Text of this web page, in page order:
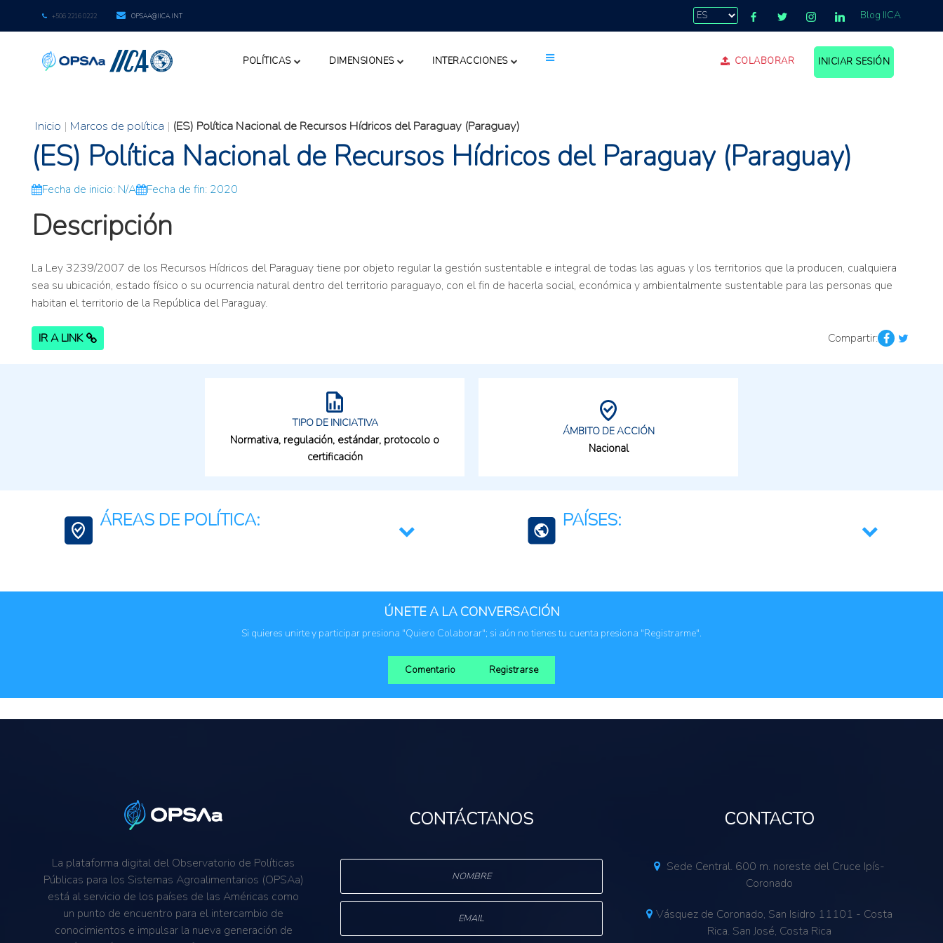
+506 2216 0222 OPSAA@IICA.INT Blog IICA
POLÍTICAS DIMENSIONES INTERACCIONES COLABORAR INICIAR SESIÓN
Inicio | Marcos de política | (ES) Política Nacional de Recursos Hídricos del Paraguay (Paraguay)
(ES) Política Nacional de Recursos Hídricos del Paraguay (Paraguay)
Fecha de inicio: N/A Fecha de fin: 2020
Descripción
La Ley 3239/2007 de los Recursos Hídricos del Paraguay tiene por objeto regular la gestión sustentable e integral de todas las aguas y los territorios que la producen, cualquiera
sea su ubicación, estado físico o su ocurrencia natural dentro del territorio paraguayo, con el fin de hacerla social, económica y ambientalmente sustentable para las personas que
habitan el territorio de la República del Paraguay.
IR A LINK Compartir:
TIPO DE INICIATIVA
Normativa, regulación, estándar, protocolo o
certificación
ÁMBITO DE ACCIÓN
Nacional
ÁREAS DE POLÍTICA: PAÍSES:
ÚNETE A LA CONVERSACIÓN
Si quieres unirte y participar presiona "Quiero Colaborar"; si aún no tienes tu cuenta presiona "Registrarme".
Comentario Registrarse
La plataforma digital del Observatorio de Políticas
Públicas para los Sistemas Agroalimentarios (OPSAa)
está al servicio de los países de las Américas como
un punto de encuentro para el intercambio de
conocimientos e impulsar la nueva generación de
CONTÁCTANOS CONTACTO
Sede Central. 600 m. noreste del Cruce Ipís-
Coronado
Vásquez de Coronado, San Isidro 11101 - Costa
Rica. San José, Costa Rica